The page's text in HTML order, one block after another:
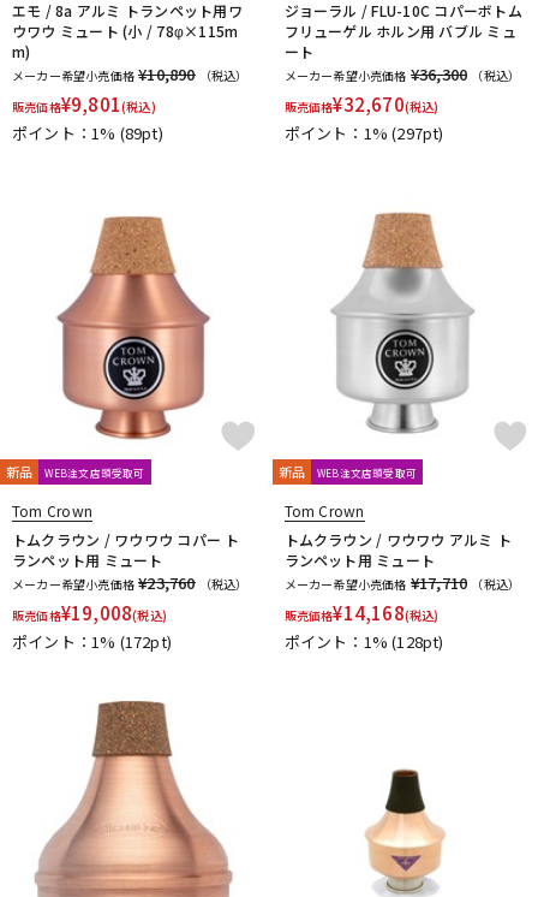
エモ / 8a アルミ トランペット用ワ
ウワウ ミュート (小 / 78φ×115m
m)
メーカー希望小売価格 ¥10,890
（税込）
販売価格¥9,801(税込)
ポイント：1% (89pt)
ジョーラル / FLU-10C コパーボトム
フリューゲル ホルン用 バブル ミュ
ート
メーカー希望小売価格 ¥36,300
（税込）
販売価格¥32,670(税込)
ポイント：1%(297pt)
新品 WEB注文店頭受取可
Tom Crown
トムクラウン / ワウワウ コパー ト
ランペット用 ミュート
メーカー希望小売価格 ¥23,760
（税込）
販売価格¥19,008(税込)
ポイント：1% (172pt)
新品 WEB注文店頭受取可
Tom Crown
トムクラウン / ワウワウ アルミ ト
ランペット用 ミュート
メーカー希望小売価格 ¥17,710
（税込）
販売価格¥14,168(税込)
ポイント：1%(128pt)